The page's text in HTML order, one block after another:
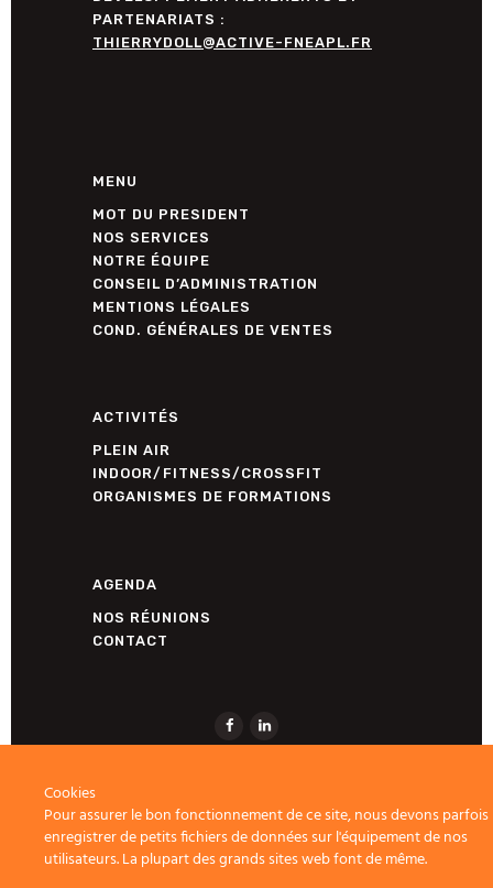
PARTENARIATS :
THIERRYDOLL@ACTIVE-FNEAPL.FR
MENU
MOT DU PRESIDENT
NOS SERVICES
NOTRE ÉQUIPE
CONSEIL D’ADMINISTRATION
MENTIONS LÉGALES
COND. GÉNÉRALES DE VENTES
ACTIVITÉS
PLEIN AIR
INDOOR/FITNESS/CROSSFIT
ORGANISMES DE FORMATIONS
AGENDA
NOS RÉUNIONS
CONTACT
ACTIVE-FNEAPL.FR © 2026 TOUS
Cookies
Pour assurer le bon fonctionnement de ce site, nous devons parfois
enregistrer de petits fichiers de données sur l'équipement de nos
utilisateurs. La plupart des grands sites web font de même.